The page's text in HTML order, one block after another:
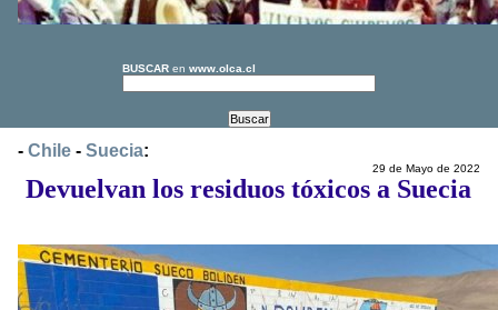
BUSCAR en www.olca.cl
- Chile - Suecia:
29 de Mayo de 2022
Devuelvan los residuos tóxicos a Suecia